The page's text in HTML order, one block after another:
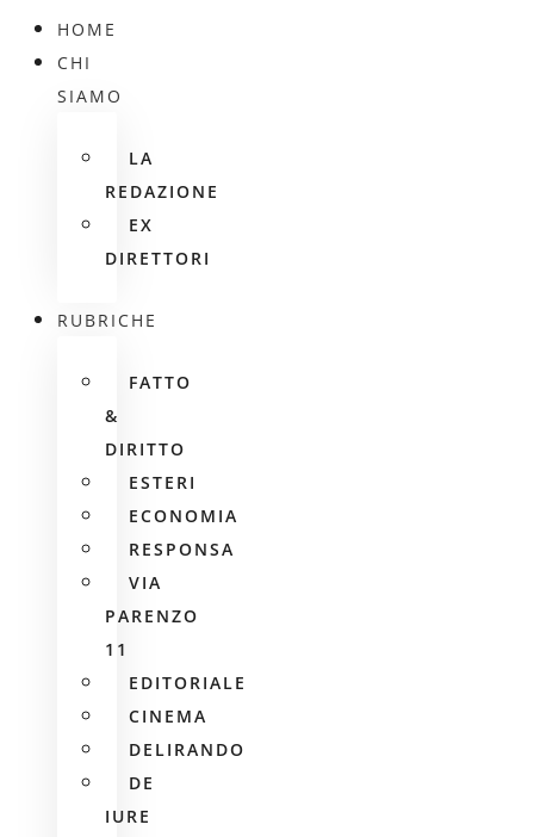
HOME
CHI
SIAMO
LA
REDAZIONE
EX
DIRETTORI
RUBRICHE
FATTO
&
DIRITTO
ESTERI
ECONOMIA
RESPONSA
VIA
PARENZO
11
EDITORIALE
CINEMA
DELIRANDO
DE
IURE